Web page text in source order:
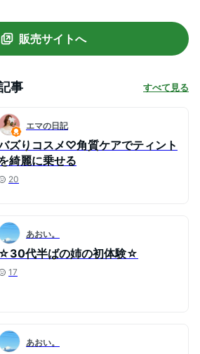
販売サイトへ
事 すべて見る
エマの日記
ズりコスメ♡角質ケアでティント
綺麗に乗せる
20
あおい。
☆30代半ばの姉の初体験☆
17
あおい。